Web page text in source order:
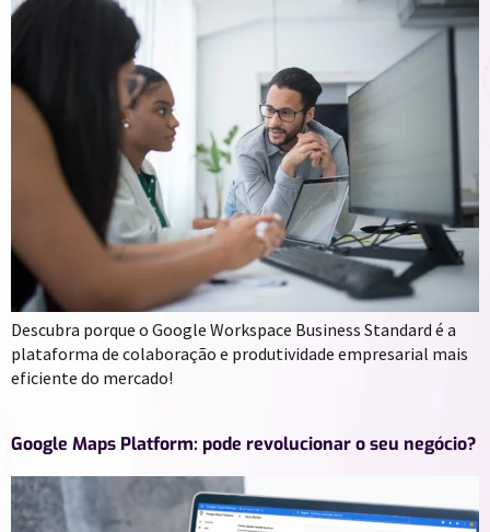
Descubra porque o Google Workspace Business Standard é a
plataforma de colaboração e produtividade empresarial mais
eficiente do mercado!
Google Maps Platform: pode revolucionar o seu negócio?